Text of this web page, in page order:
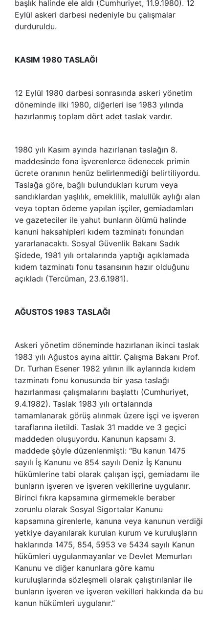
başlık halinde ele aldı (Cumhuriyet, 11.9.1980). 12
Eylül askeri darbesi nedeniyle bu çalışmalar
durduruldu.
KASIM 1980 TASLAĞI
12 Eylül 1980 darbesi sonrasında askeri yönetim
döneminde ilki 1980, diğerleri ise 1983 yılında
hazırlanmış toplam dört adet taslak vardır.
1980 yılı Kasım ayında hazırlanan taslağın 8.
maddesinde fona işverenlerce ödenecek primin
ücrete oranının henüz belirlenmediği belirtiliyordu.
Taslağa göre, bağlı bulundukları kurum veya
sandıklardan yaşlılık, emeklilik, malullük aylığı alan
veya toptan ödeme yapılan işçiler, gemiadamları
ve gazeteciler ile yahut bunların ölümü halinde
kanuni haksahipleri kıdem tazminatı fonundan
yararlanacaktı. Sosyal Güvenlik Bakanı Sadık
Şidede, 1981 yılı ortalarında yaptığı açıklamada
kıdem tazminatı fonu tasarısının hazır olduğunu
açıkladı (Tercüman, 23.6.1981).
AĞUSTOS 1983 TASLAĞI
Askeri yönetim döneminde hazırlanan ikinci taslak
1983 yılı Ağustos ayına aittir. Çalışma Bakanı Prof.
Dr. Turhan Esener 1982 yılının ilk aylarında kıdem
tazminatı fonu konusunda bir yasa taslağı
hazırlanması çalışmalarını başlattı (Cumhuriyet,
9.4.1982). Taslak 1983 yılı ortalarında
tamamlanarak görüş alınmak üzere işçi ve işveren
taraflarına iletildi. Taslak 31 madde ve 3 geçici
maddeden oluşuyordu. Kanunun kapsamı 3.
maddede şöyle düzenlenmişti: “Bu kanun 1475
sayılı İş Kanunu ve 854 sayılı Deniz İş Kanunu
hükümlerine tabi olarak çalışan işçi, gemiadamı ile
bunların işveren ve işveren vekillerine uygulanır.
Birinci fıkra kapsamına girmemekle beraber
zorunlu olarak Sosyal Sigortalar Kanunu
kapsamına girenlerle, kanuna veya kanunun verdiği
yetkiye dayanılarak kurulan kurum ve kuruluşların
haklarında 1475, 854, 5953 ve 5434 sayılı Kanun
hükümleri uygulanmayanlar ve Devlet Memurları
Kanunu ve diğer kanunlara göre kamu
kuruluşlarında sözleşmeli olarak çalıştırılanlar ile
bunların işveren ve işveren vekilleri hakkında da bu
kanun hükümleri uygulanır.”